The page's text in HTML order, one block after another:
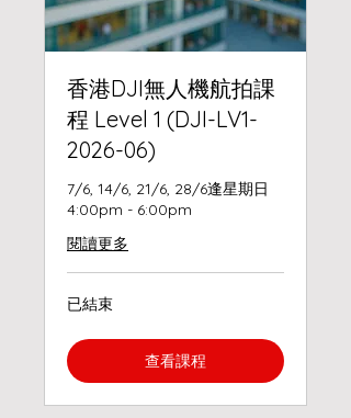
香港DJI無人機航拍課
程 Level 1 (DJI-LV1-
2026-06)
7/6, 14/6, 21/6, 28/6逢星期日
4:00pm - 6:00pm
閱讀更多
已結束
查看課程